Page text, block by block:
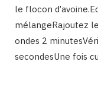
le flocon
mélangeRajoutez
ondes 2
secondesUne fois